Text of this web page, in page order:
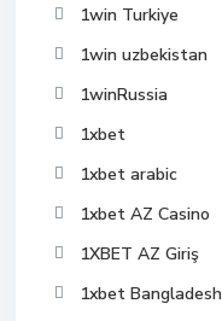
1win Turkiye
1win uzbekistan
1winRussia
1xbet
1xbet arabic
1xbet AZ Casino
1XBET AZ Giriş
1xbet Bangladesh